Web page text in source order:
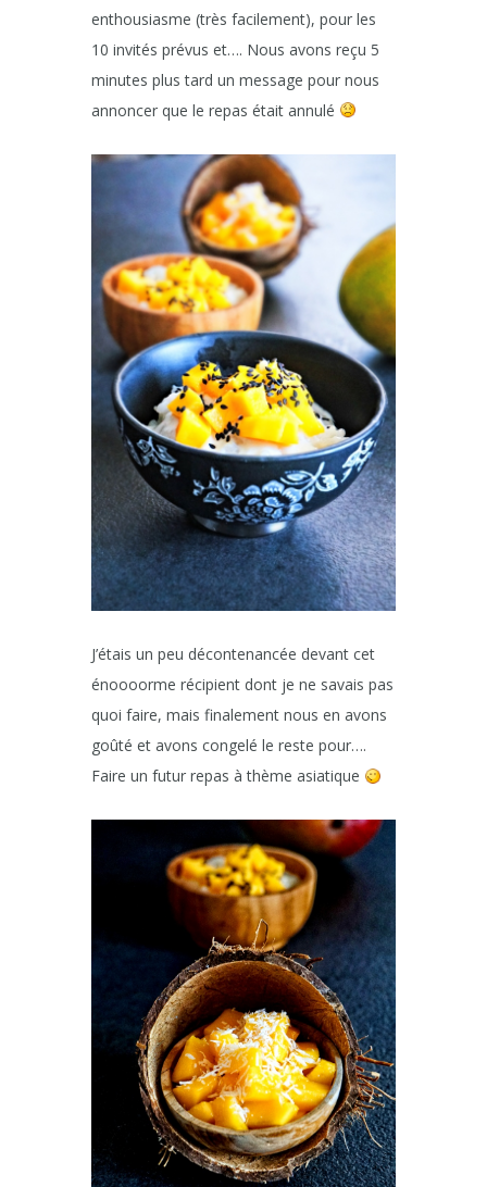
enthousiasme (très facilement), pour les
10 invités prévus et…. Nous avons reçu 5
minutes plus tard un message pour nous
annoncer que le repas était annulé
J’étais un peu décontenancée devant cet
énoooorme récipient dont je ne savais pas
quoi faire, mais finalement nous en avons
goûté et avons congelé le reste pour….
Faire un futur repas à thème asiatique